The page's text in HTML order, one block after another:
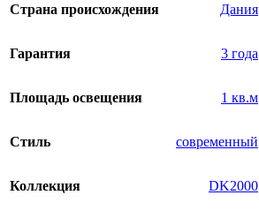
Страна происхождения Дания
Гарантия 3 года
Площадь освещения 1 кв.м
Стиль современный
Коллекция DK2000